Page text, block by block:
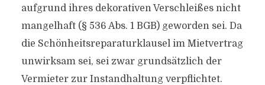
aufgrund ihres dekorativen Verschleißes nicht
mangelhaft (§ 536 Abs. 1 BGB) geworden sei. Da
die Schönheitsreparaturklausel im Mietvertrag
unwirksam sei, sei zwar grundsätzlich der
Vermieter zur Instandhaltung verpflichtet.